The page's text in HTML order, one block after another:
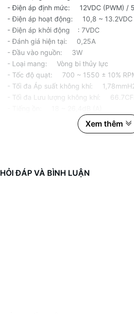
- Điện áp định mức: 12VDC (PWM) /
- Điện áp hoạt động: 10,8 ~ 13.2VDC
- Điện áp khởi động : 7VDC
- Đánh giá hiện tại: 0,25A
- Đầu vào nguồn: 3W
- Loại mang: Vòng bi thủy lực
- Tốc độ quạt: 700 ~ 1550 ± 10%
- Tối đa Áp suất không khí:
- Tối đa Lưu lượng không khí:
Xem thêm
HỎI ĐÁP VÀ BÌNH LUẬN